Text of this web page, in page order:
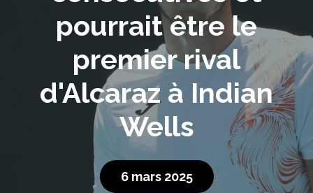
pourrait être le
premier rival
d'Alcaraz à Indian
Wells
6 mars 2025